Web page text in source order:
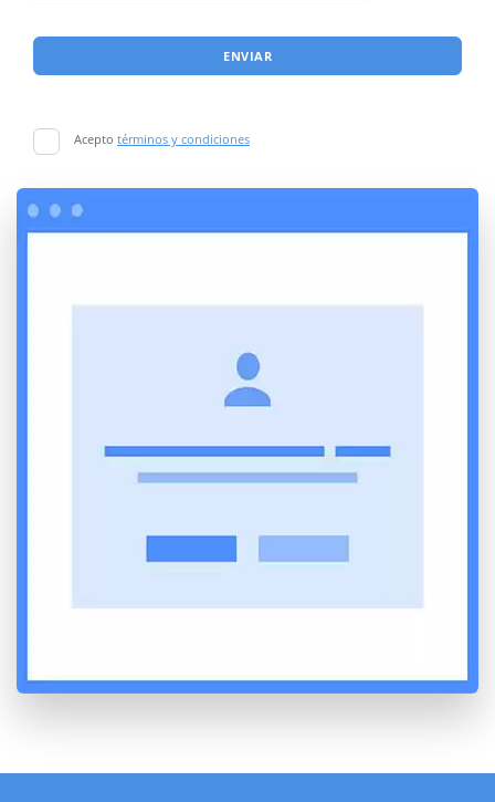
ENVIAR
Acepto términos y condiciones